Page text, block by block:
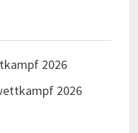
2026
2026